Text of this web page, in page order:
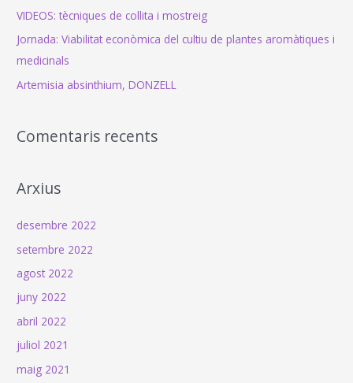
VIDEOS: tècniques de collita i mostreig
Jornada: Viabilitat econòmica del cultiu de plantes aromàtiques i
medicinals
Artemisia absinthium, DONZELL
Comentaris recents
Arxius
desembre 2022
setembre 2022
agost 2022
juny 2022
abril 2022
juliol 2021
maig 2021